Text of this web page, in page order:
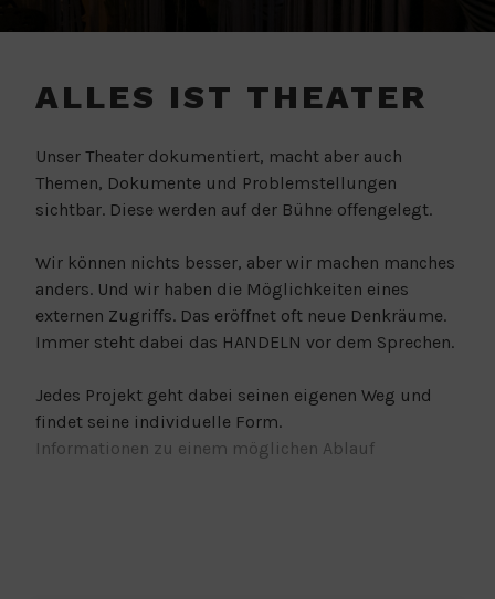
ALLES IST THEATER
Unser Theater dokumentiert, macht aber auch
Themen, Dokumente und Problemstellungen
sichtbar. Diese werden auf der Bühne offengelegt.
Wir können nichts besser, aber wir machen manches
anders. Und wir haben die Möglichkeiten eines
externen Zugriffs. Das eröffnet oft neue Denkräume.
Immer steht dabei das HANDELN vor dem Sprechen.
Jedes Projekt geht dabei seinen eigenen Weg und
findet seine individuelle Form.
Informationen zu einem möglichen Ablauf